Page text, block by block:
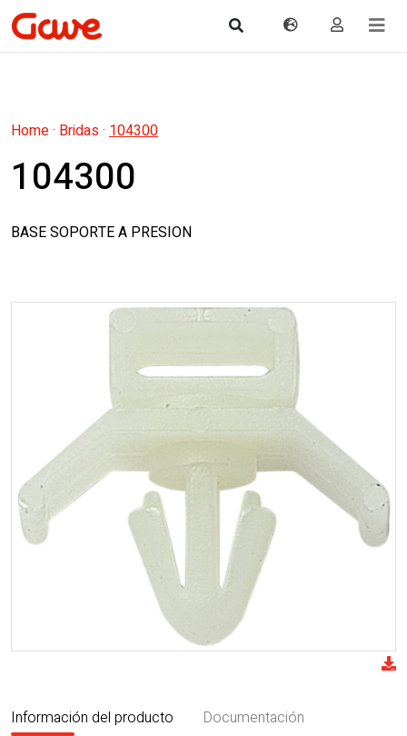
Home· Bridas· 104300
104300
BASE SOPORTE A PRESION
Información del producto Documentación